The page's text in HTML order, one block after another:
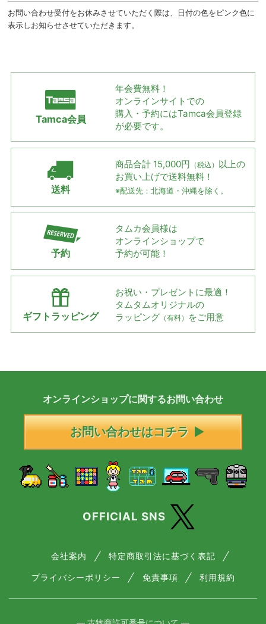
お問い合わせ受付をお休みさせていただく際は、日付の色をピンク色に
表示しお知らせさせていただきます。
Tamca会員
年会費無料！
オンラインサイトでの
購入・予約にはTamca会員登録
が必要です。
送料
商品合計 15,000円 （税込） 以上の
お買い上げで送料無料！
※配送先：北海道・沖縄を除く。
予約
タムカ会員様は
オンラインショップで
予約が可能！
ギフトラッピング
お祝い・プレゼントに最適！
タムタムオリジナルの
ラッピング （有料） をご用意
オンラインショップに関するお問い合わせ
お問い合わせはコチラ
OFFICIAL SNS
会社案内 特定商取引法に基づく表記
プライバシーポリシー 免責事項 利用規約